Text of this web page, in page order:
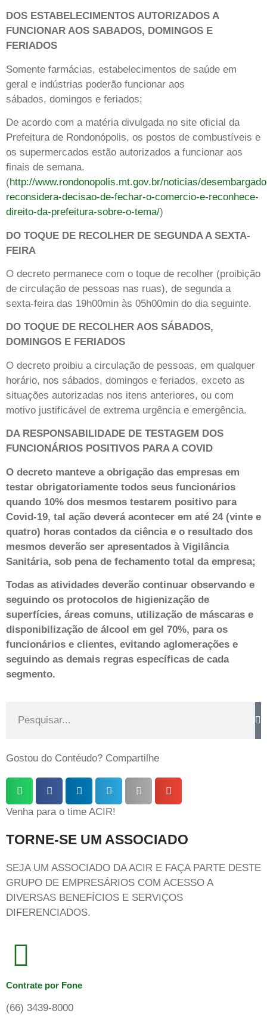
DOS ESTABELECIMENTOS AUTORIZADOS A
FUNCIONAR AOS SABADOS, DOMINGOS E
FERIADOS
Somente farmácias, estabelecimentos de saúde em
geral e indústrias poderão funcionar aos
sábados, domingos e feriados;
De acordo com a matéria divulgada no site oficial da
Prefeitura de Rondonópolis, os postos de combustíveis e
os supermercados estão autorizados a funcionar aos
finais de semana.
(http://www.rondonopolis.mt.gov.br/noticias/
reconsidera-decisao-de-fechar-o-comercio-e-reconhece-
direito-da-prefeitura-sobre-o-tema/)
DO TOQUE DE RECOLHER DE SEGUNDA A SEXTA-
FEIRA
O decreto permanece com o toque de recolher (proibição
de circulação de pessoas nas ruas), de segunda a
sexta-feira das 19h00min às 05h00min do dia seguinte.
DO TOQUE DE RECOLHER AOS SÁBADOS,
DOMINGOS E FERIADOS
O decreto proibiu a circulação de pessoas, em qualquer
horário, nos sábados, domingos e feriados, exceto as
situações autorizadas nos itens anteriores, ou com
motivo justificável de extrema urgência e emergência.
DA RESPONSABILIDADE DE TESTAGEM DOS
FUNCIONÁRIOS POSITIVOS PARA A COVID
O decreto manteve a obrigação das empresas em
testar obrigatoriamente todos seus funcionários
quando 10% dos mesmos testarem positivo para
Covid-19, tal ação deverá acontecer em até 24 (vinte e
quatro) horas contados da ciência e o resultado dos
mesmos deverão ser apresentados à Vigilância
Sanitária, sob pena de fechamento total da empresa;
Todas as atividades deverão continuar observando e
seguindo os protocolos de higienização de
superfícies, áreas comuns, utilização de máscaras e
disponibilização de álcool em gel 70%, para os
funcionários e clientes, evitando aglomerações e
seguindo as demais regras específicas de cada
segmento.
Gostou do Contéudo? Compartilhe
Venha para o time ACIR!
TORNE-SE UM ASSOCIADO
SEJA UM ASSOCIADO DA ACIR E FAÇA PARTE DESTE
GRUPO DE EMPRESÁRIOS COM ACESSO A
DIVERSAS BENEFÍCIOS E SERVIÇOS
DIFERENCIADOS.
Contrate por Fone
(66) 3439-8000